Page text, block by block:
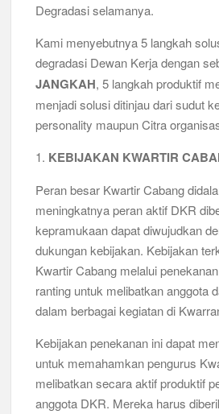
Degradasi selamanya.
Kami menyebutnya 5 langkah
degradasi Dewan Kerja dengan
JANGKAH, 5 langkah produktif
menjadi solusi ditinjau dari sudut
personality maupun Citra
1. KEBIJAKAN KWARTIR
Peran besar Kwartir Cabang
meningkatnya peran aktif DKR
kepramukaan dapat diwujudkan
dukungan kebijakan. Kebijakan
Kwartir Cabang melalui
ranting untuk melibatkan anggota
dalam berbagai kegiatan di
Kebijakan penekanan ini dapat
untuk memahamkan pengurus
melibatkan secara aktif produktif
anggota DKR. Mereka harus